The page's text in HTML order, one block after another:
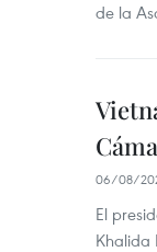
de la
06/08/
El
Khalida